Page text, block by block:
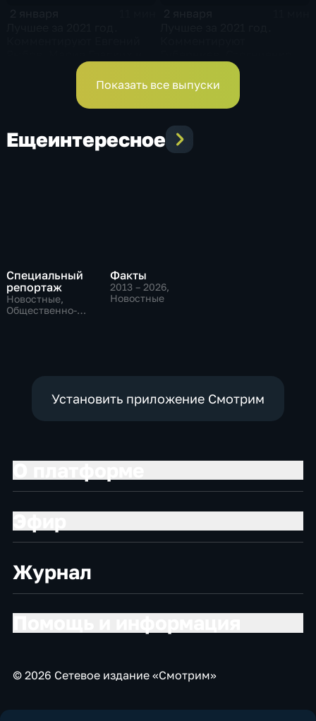
Владимир Жириновский
Показать все выпуски
Ещеинтересное
Специальный
репортаж
Новостные,
Общественно-
Факты
2013 – 2026,
Новостные
Установить приложение Смотрим
Журнал
© 2026 Сетевое издание «Смотрим»